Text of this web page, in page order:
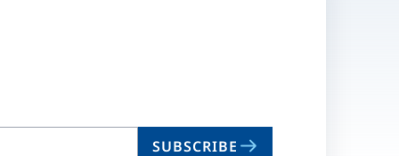
SUBSCRIBE